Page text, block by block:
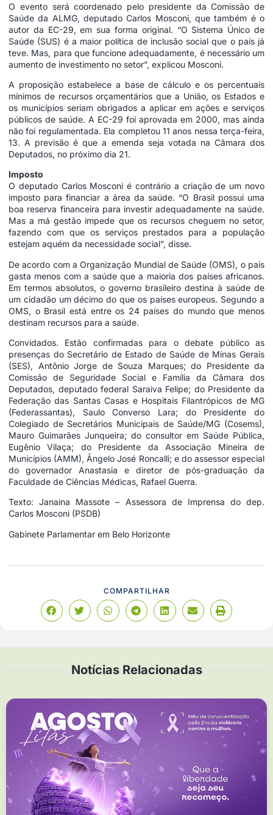
O evento será coordenado pelo presidente da Comissão de
Saúde da ALMG, deputado Carlos Mosconi, que também é o
autor da EC-29, em sua forma original. “O Sistema Único de
Saúde (SUS) é a maior política de inclusão social que o país já
teve. Mas, para que funcione adequadamente, é necessário um
aumento de investimento no setor”, explicou Mosconi.
A proposição estabelece a base de cálculo e os percentuais
mínimos de recursos orçamentários que a União, os Estados e
os municípios seriam obrigados a aplicar em ações e serviços
públicos de saúde. A EC-29 foi aprovada em 2000, mas ainda
não foi regulamentada. Ela completou 11 anos nessa terça-feira,
13. A previsão é que a emenda seja votada na Câmara dos
Deputados, no próximo dia 21.
Imposto
O deputado Carlos Mosconi é contrário a criação de um novo
imposto para financiar a área da saúde. “O Brasil possui uma
boa reserva financeira para investir adequadamente na saúde.
Mas a má gestão impede que os recursos cheguem no setor,
fazendo com que os serviços prestados para a população
estejam aquém da necessidade social”, disse.
De acordo com a Organização Mundial de Saúde (OMS), o país
gasta menos com a saúde que a maioria dos países africanos.
Em termos absolutos, o governo brasileiro destina à saúde de
um cidadão um décimo do que os países europeus. Segundo a
OMS, o Brasil está entre os 24 países do mundo que menos
destinam recursos para a saúde.
Convidados. Estão confirmadas para o debate público as
presenças do Secretário de Estado de Saúde de Minas Gerais
(SES), Antônio Jorge de Souza Marques; do Presidente da
Comissão de Seguridade Social e Família da Câmara dos
Deputados, deputado federal Saraiva Felipe; do Presidente da
Federação das Santas Casas e Hospitais Filantrópicos de MG
(Federassantas), Saulo Converso Lara; do Presidente do
Colegiado de Secretários Municipais de Saúde/MG (Cosems),
Mauro Guimarães Junqueira; do consultor em Saúde Pública,
Eugênio Vilaça; do Presidente da Associação Mineira de
Municípios (AMM), Ângelo José Roncalli; e do assessor especial
do governador Anastasia e diretor de pós-graduação da
Faculdade de Ciências Médicas, Rafael Guerra.
Texto: Janaina Massote – Assessora de Imprensa do dep.
Carlos Mosconi (PSDB)
Gabinete Parlamentar em Belo Horizonte
COMPARTILHAR
Notícias Relacionadas